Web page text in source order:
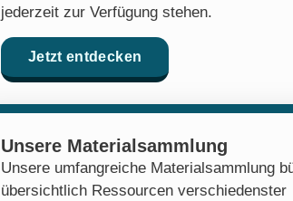
jederzeit zur Verfügung stehen.
Jetzt entdecken
Unsere Materialsammlung
Unsere umfangreiche Materialsammlung
übersichtlich Ressourcen verschiedenster